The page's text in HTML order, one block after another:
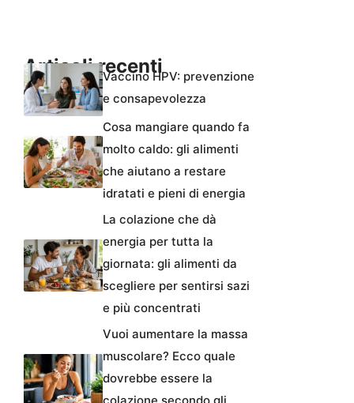
Articoli recentiVaccino HPV: prevenzione
e consapevolezza
Cosa mangiare quando fa
molto caldo: gli alimenti
che aiutano a restare
idratati e pieni di energia
La colazione che dà
energia per tutta la
giornata: gli alimenti da
scegliere per sentirsi sazi
e più concentrati
Vuoi aumentare la massa
muscolare? Ecco quale
dovrebbe essere la
colazione secondo gli